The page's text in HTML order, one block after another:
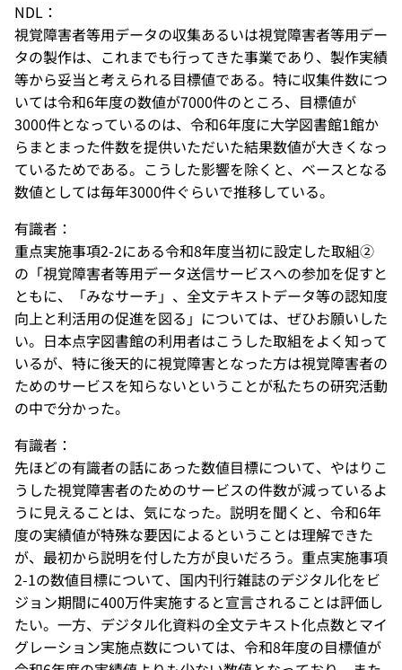
NDL：
視覚障害者等用データの収集あるいは視覚障害者等用デー
タの製作は、これまでも行ってきた事業であり、製作実績
等から妥当と考えられる目標値である。特に収集件数につ
いては令和6年度の数値が7000件のところ、目標値が
3000件となっているのは、令和6年度に大学図書館1館か
らまとまった件数を提供いただいた結果数値が大きくなっ
ているためである。こうした影響を除くと、ベースとなる
数値としては毎年3000件ぐらいで推移している。
有識者：
重点実施事項2-2にある令和8年度当初に設定した取組②
の「視覚障害者等用データ送信サービスへの参加を促すと
ともに、「みなサーチ」、全文テキストデータ等の認知度
向上と利活用の促進を図る」については、ぜひお願いした
い。日本点字図書館の利用者はこうした取組をよく知って
いるが、特に後天的に視覚障害となった方は視覚障害者の
ためのサービスを知らないということが私たちの研究活動
の中で分かった。
有識者：
先ほどの有識者の話にあった数値目標について、やはりこ
うした視覚障害者のためのサービスの件数が減っているよ
うに見えることは、気になった。説明を聞くと、令和6年
度の実績値が特殊な要因によるということは理解できた
が、最初から説明を付した方が良いだろう。重点実施事項
2-1の数値目標について、国内刊行雑誌のデジタル化をビ
ジョン期間に400万件実施すると宣言されることは評価し
たい。一方、デジタル化資料の全文テキスト化点数とマイ
グレーション実施点数については、令和8年度の目標値が